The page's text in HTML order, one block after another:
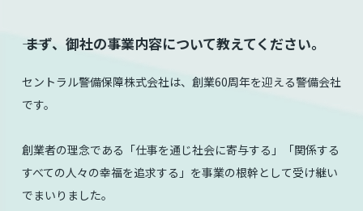
⸺ まず、御社の事業内容について教えてください。
セントラル警備保障株式会社は、創業60周年を迎える警備会社
です。
創業者の理念である「仕事を通じ社会に寄与する」「関係する
すべての人々の幸福を追求する」を事業の根幹として受け継い
でまいりました。